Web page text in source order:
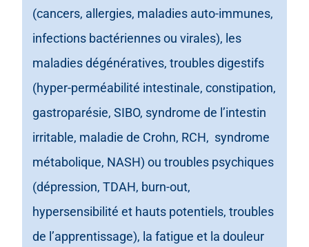
(cancers, allergies, maladies auto-immunes,
infections bactériennes ou virales), les
maladies dégénératives, troubles digestifs
(hyper-perméabilité intestinale, constipation,
gastroparésie, SIBO, syndrome de l’intestin
irritable, maladie de Crohn, RCH, syndrome
métabolique, NASH) ou troubles psychiques
(dépression, TDAH, burn-out,
hypersensibilité et hauts potentiels, troubles
de l’apprentissage), la fatigue et la douleur